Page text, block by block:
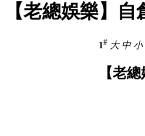
【老總娛樂】
1# 大 中 小
【老